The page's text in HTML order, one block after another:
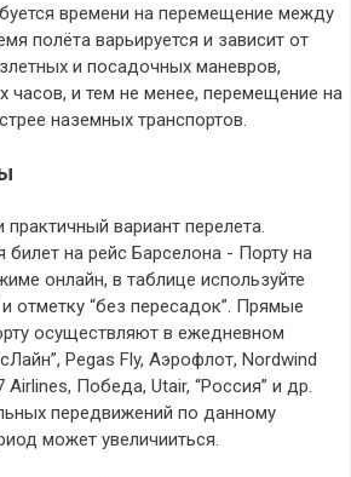
времени на перемещение между
полёта варьируется и зависит от
и посадочных маневров,
часов, и тем не менее, перемещение на
наземных транспортов.
вариант перелета.
билет на рейс Барселона - Порту на
онлайн, в таблице используйте
отметку “без пересадок”. Прямые
осуществляют в ежедневном
Pegas Fly, Аэрофлот, Nordwind
Airlines, Победа, Utair, “Россия” и др.
передвижений по данному
может увеличииться.